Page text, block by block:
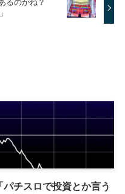
るのかね？
「パチスロで投資とか言う